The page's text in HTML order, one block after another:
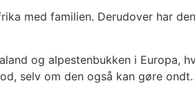
med familien. Derudover har den
og alpestenbukken i Europa,
selv om den også kan gøre ondt.